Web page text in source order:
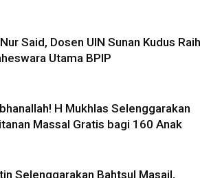
Said, Dosen UIN Sunan Kudus Raih
Utama BPIP
H Mukhlas Selenggarakan
Massal Gratis bagi 160 Anak
Selenggarakan Bahtsul Masail,